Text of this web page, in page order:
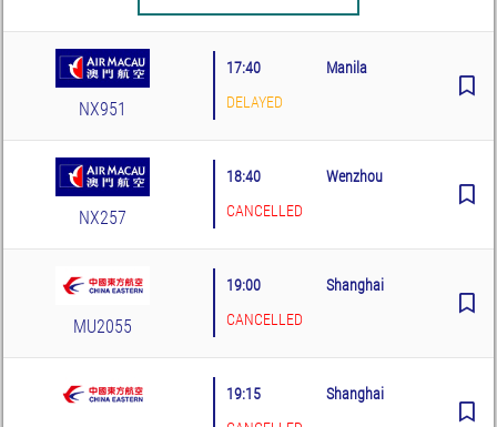
NX951
17:40
Manila
DELAYED
NX257
18:40
Wenzhou
CANCELLED
MU2055
19:00
Shanghai
CANCELLED
19:15
Shanghai